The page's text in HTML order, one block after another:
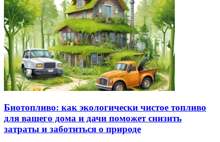
Биотопливо: как экологически чистое топливо
для вашего дома и дачи поможет снизить
затраты и заботиться о природе